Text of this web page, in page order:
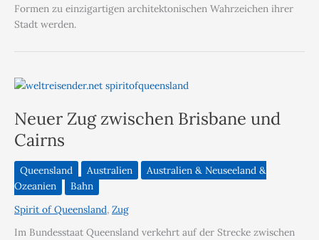
Formen zu einzigartigen architektonischen Wahrzeichen ihrer
Stadt werden.
Neuer Zug zwischen Brisbane und
Cairns
Queensland Australien
Australien & Neuseeland &
Ozeanien
Bahn
Spirit of Queensland, Zug
Im Bundesstaat Queensland verkehrt auf der Strecke zwischen